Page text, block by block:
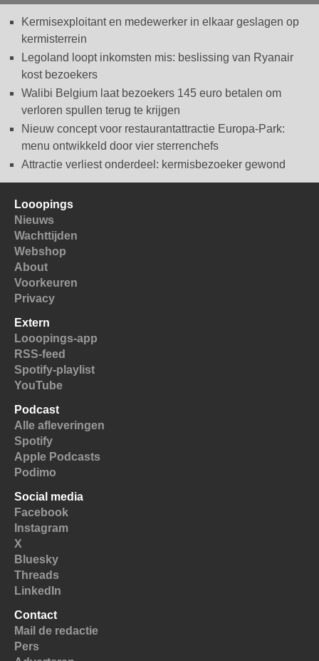
Kermisexploitant en medewerker in elkaar geslagen op
kermisterrein
Legoland loopt inkomsten mis: beslissing van Ryanair
kost bezoekers
Walibi Belgium laat bezoekers 145 euro betalen om
verloren spullen terug te krijgen
Nieuw concept voor restaurantattractie Europa-Park:
menu ontwikkeld door vier sterrenchefs
Attractie verliest onderdeel: kermisbezoeker gewond
Looopings
Nieuws
Wachttijden
Webshop
About
Voorkeuren
Privacy
Extern
Looopings-app
RSS-feed
Spotify-playlist
YouTube
Podcast
Alle afleveringen
Spotify
Apple Podcasts
Podimo
Social media
Facebook
Instagram
X
Bluesky
Threads
LinkedIn
Contact
Mail de redactie
Pers